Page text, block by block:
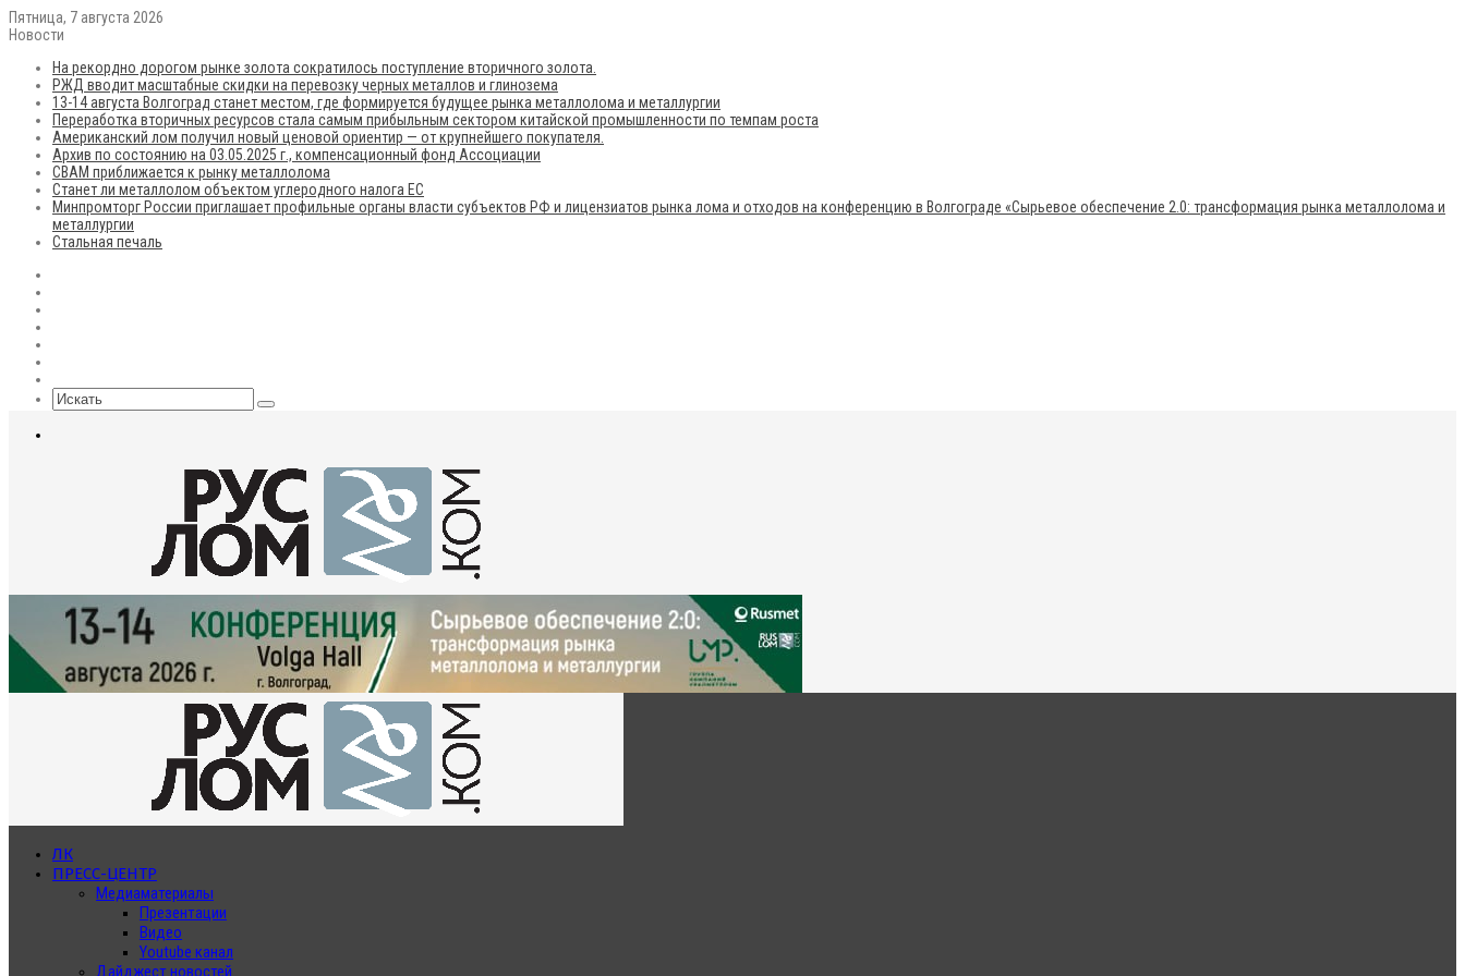
Пятница, 7 августа 2026
Новости
На рекордно дорогом рынке золота сократилось поступление вторичного золота.
РЖД вводит масштабные скидки на перевозку черных металлов и глинозема
13-14 августа Волгоград станет местом, где формируется будущее рынка металлолома и металлургии
Переработка вторичных ресурсов стала самым прибыльным сектором китайской промышленности по темпам роста
Американский лом получил новый ценовой ориентир — от крупнейшего покупателя.
Архив по состоянию на 03.05.2025 г., компенсационный фонд Ассоциации
CBAM приближается к рынку металлолома
Станет ли металлолом объектом углеродного налога ЕС
Минпромторг России приглашает профильные органы власти субъектов РФ и лицензиатов рынка лома и отходов на конференцию в Волгограде «Сырьевое обеспечение 2.0: трансформация рынка металлолома и
металлургии
Стальная печаль
Искать
ЛК
ПРЕСС-ЦЕНТР
Медиаматериалы
Презентации
Видео
Youtube канал
Дайджест новостей